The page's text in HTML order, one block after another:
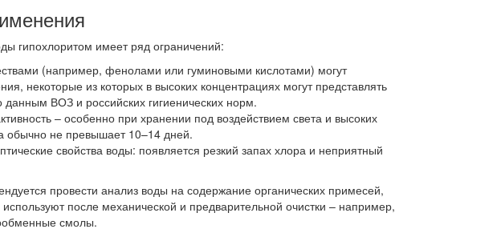
гипохлоритом имеет ряд ограничений:
(например, фенолами или гуминовыми кислотами) могут
некоторые из которых в высоких концентрациях могут представлять
ВОЗ и российских гигиенических норм.
– особенно при хранении под воздействием света и высоких
обычно не превышает 10–14 дней.
свойства воды: появляется резкий запах хлора и неприятный
провести анализ воды на содержание органических примесей,
после механической и предварительной очистки – например,
смолы.